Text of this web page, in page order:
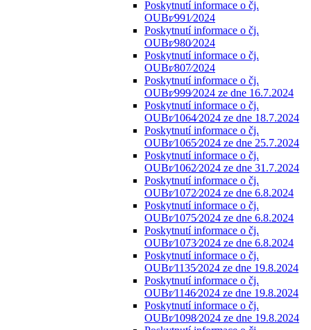
Poskytnutí informace o čj.
OUBr⁄991⁄2024
Poskytnutí informace o čj.
OUBr⁄980⁄2024
Poskytnutí informace o čj.
OUBr⁄807⁄2024
Poskytnutí informace o čj.
OUBr⁄999⁄2024 ze dne 16.7.2024
Poskytnutí informace o čj.
OUBr⁄1064⁄2024 ze dne 18.7.2024
Poskytnutí informace o čj.
OUBr⁄1065⁄2024 ze dne 25.7.2024
Poskytnutí informace o čj.
OUBr⁄1062⁄2024 ze dne 31.7.2024
Poskytnutí informace o čj.
OUBr⁄1072⁄2024 ze dne 6.8.2024
Poskytnutí informace o čj.
OUBr⁄1075⁄2024 ze dne 6.8.2024
Poskytnutí informace o čj.
OUBr⁄1073⁄2024 ze dne 6.8.2024
Poskytnutí informace o čj.
OUBr⁄1135⁄2024 ze dne 19.8.2024
Poskytnutí informace o čj.
OUBr⁄1146⁄2024 ze dne 19.8.2024
Poskytnutí informace o čj.
OUBr⁄1098⁄2024 ze dne 19.8.2024